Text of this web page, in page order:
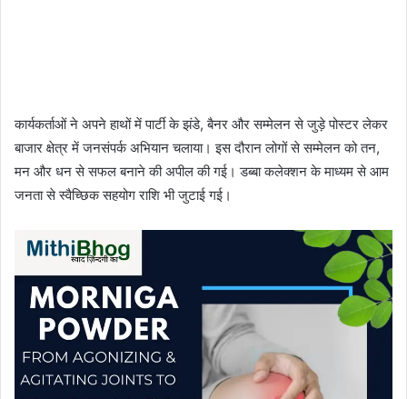
कार्यकर्ताओं ने अपने हाथों में पार्टी के झंडे, बैनर और सम्मेलन से जुड़े पोस्टर लेकर
बाजार क्षेत्र में जनसंपर्क अभियान चलाया। इस दौरान लोगों से सम्मेलन को तन,
मन और धन से सफल बनाने की अपील की गई। डब्बा कलेक्शन के माध्यम से आम
जनता से स्वैच्छिक सहयोग राशि भी जुटाई गई।